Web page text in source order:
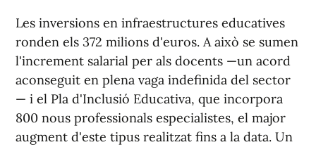
Les inversions en infraestructures educatives
ronden els 372 milions d'euros. A això se sumen
l'increment salarial per als docents —un acord
aconseguit en plena vaga indefinida del sector
— i el Pla d'Inclusió Educativa, que incorpora
800 nous professionals especialistes, el major
augment d'este tipus realitzat fins a la data. Un